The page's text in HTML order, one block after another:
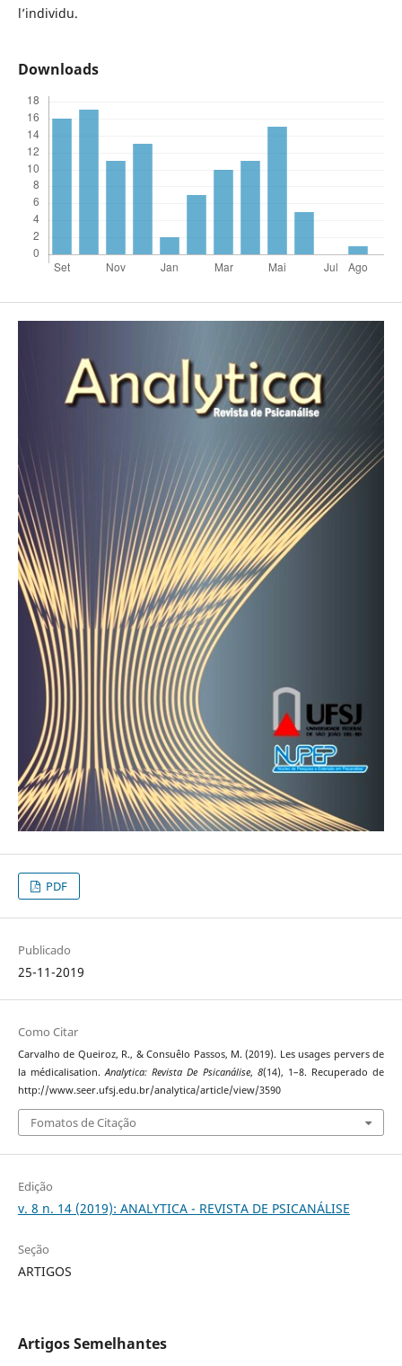
l’individu.
Downloads
PDF
Publicado
25-11-2019
Como Citar
Carvalho de Queiroz, R., & Consuêlo Passos, M. (2019). Les usages pervers de
la médicalisation.Analytica: Revista De Psicanálise, 8(14), 1–8. Recuperado de
http://www.seer.ufsj.edu.br/analytica/article/view/3590
Fomatos de Citação
Edição
v. 8 n. 14 (2019): ANALYTICA - REVISTA DE PSICANÁLISE
Seção
ARTIGOS
Artigos Semelhantes